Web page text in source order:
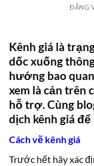
ĐĂNG
Kênh giá là
dốc xuống
hướng bao
xem là cản trên
hỗ trợ. Cùng
dịch kênh giá
Cách vẽ kênh giá
Trước hết hãy xác